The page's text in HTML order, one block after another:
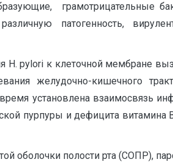
грамотрицательные
патогенность,
H. pylori к клеточной мембране
желудочно-кишечного
установлена взаимосвязь
пурпуры и дефицита витамина
оболочки полости рта (СОПР),